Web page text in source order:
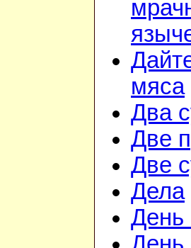
мяса
Два
Две
Две
Дела
День